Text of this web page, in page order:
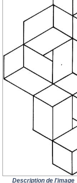
Description de l'image